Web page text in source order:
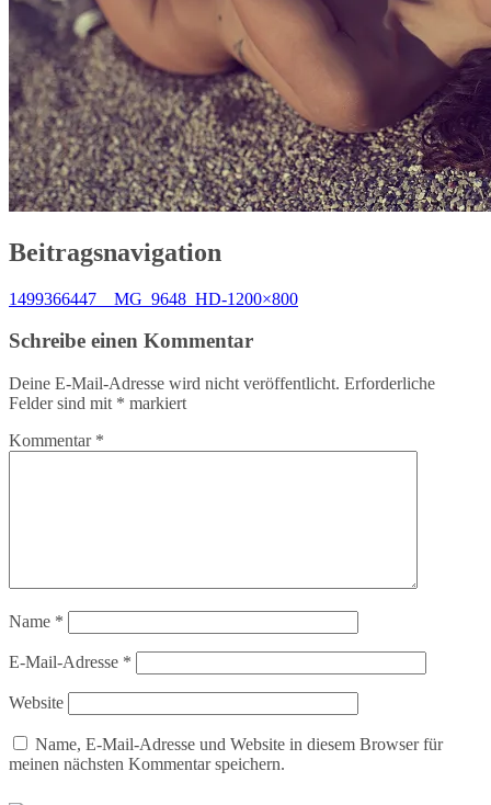
Beitragsnavigation
1499366447__MG_9648_HD-1200×800
Schreibe einen Kommentar
Deine E-Mail-Adresse wird nicht veröffentlicht. Erforderliche
Felder sind mit * markiert
Kommentar *
Name *
E-Mail-Adresse *
Website
Name, E-Mail-Adresse und Website in diesem Browser für
meinen nächsten Kommentar speichern.